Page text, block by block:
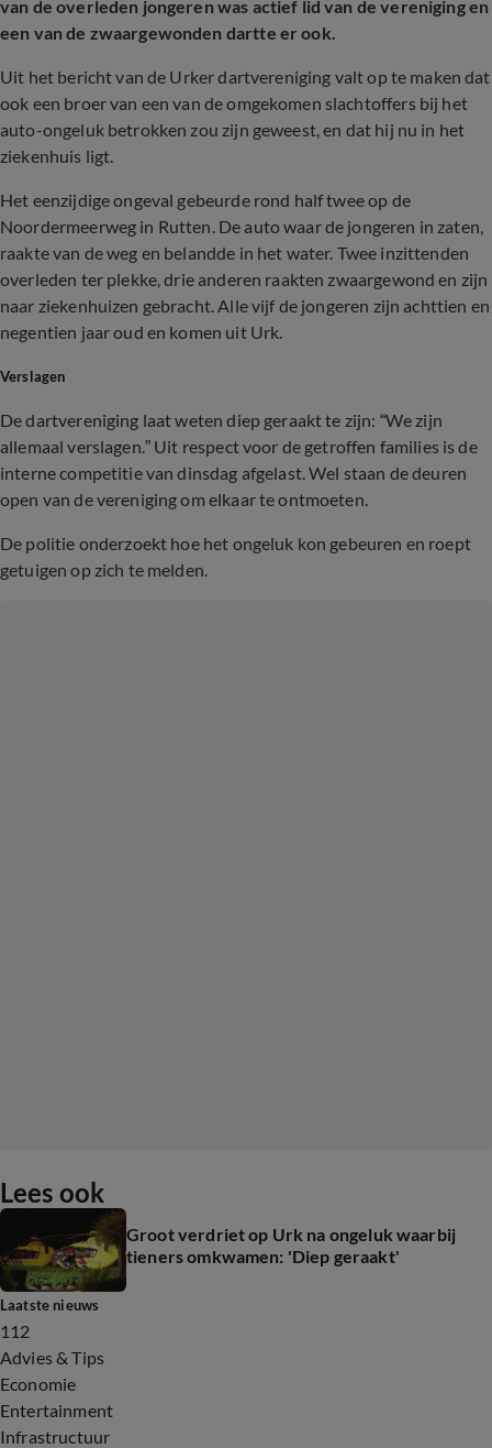
van de overleden jongeren was actief lid van de vereniging en
een van de zwaargewonden dartte er ook.
Uit het bericht van de Urker dartvereniging valt op te maken dat
ook een broer van een van de omgekomen slachtoffers bij het
auto-ongeluk betrokken zou zijn geweest, en dat hij nu in het
ziekenhuis ligt.
Het eenzijdige ongeval gebeurde rond half twee op de
Noordermeerweg in Rutten. De auto waar de jongeren in zaten,
raakte van de weg en belandde in het water. Twee inzittenden
overleden ter plekke, drie anderen raakten zwaargewond en zijn
naar ziekenhuizen gebracht. Alle vijf de jongeren zijn achttien en
negentien jaar oud en komen uit Urk.
Verslagen
De dartvereniging laat weten diep geraakt te zijn: “We zijn
allemaal verslagen.” Uit respect voor de getroffen families is de
interne competitie van dinsdag afgelast. Wel staan de deuren
open van de vereniging om elkaar te ontmoeten.
De politie onderzoekt hoe het ongeluk kon gebeuren en roept
getuigen op zich te melden.
Lees ook
Groot verdriet op Urk na ongeluk waarbij
tieners omkwamen: 'Diep geraakt'
Laatste nieuws
112
Advies & Tips
Economie
Entertainment
Infrastructuur